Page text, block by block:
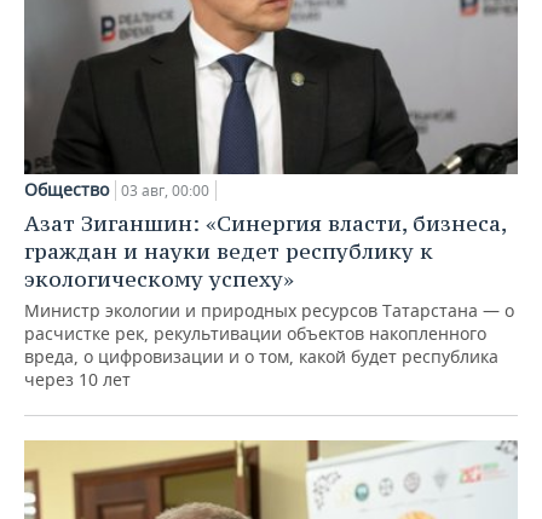
Общество 03 авг, 00:00
Азат Зиганшин: «Синергия власти, бизнеса,
граждан и науки ведет республику к
экологическому успеху»
Министр экологии и природных ресурсов Татарстана — о
расчистке рек, рекультивации объектов накопленного
вреда, о цифровизации и о том, какой будет республика
через 10 лет